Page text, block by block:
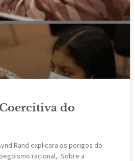
do
Rand explicara os perigos do
racional,. Sobre a